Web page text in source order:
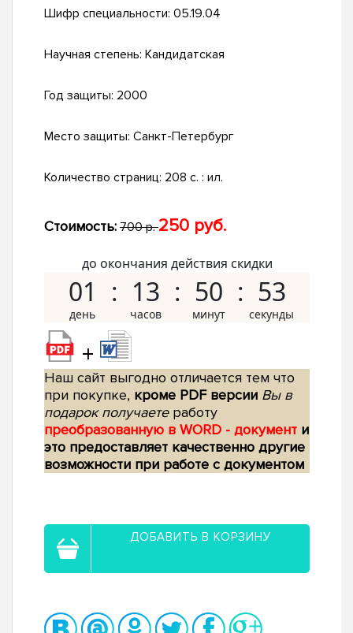
Шифр специальности: 05.19.04
Научная степень: Кандидатская
Год защиты: 2000
Место защиты: Санкт-Петербург
Количество страниц: 208 с. : ил.
Стоимость: 700 р.250 руб.
до окончания действия скидки
01 13 50 52
+
Наш сайт выгодно отличается тем что
при покупке, кроме PDF версии Вы в
подарок получаетеработу
преобразованную в WORD - документ и
это предоставляет качественно другие
возможности при работе с документом
ДОБАВИТЬ В КОРЗИНУ